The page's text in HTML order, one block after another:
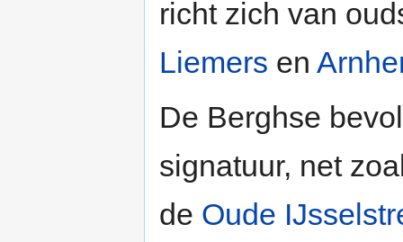
richt zich van
Liemers en
De Berghse
signatuur, net
de Oude